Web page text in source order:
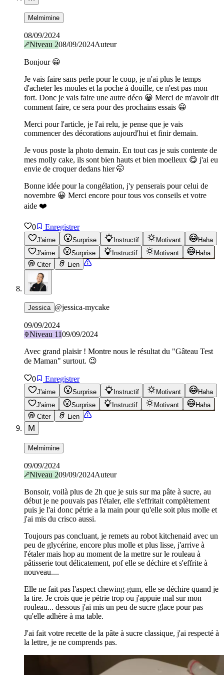
Melmimine
08/09/2024
Niveau 208/09/2024Auteur
Bonjour 😀
Je vais faire sans perle pour le coup, je n'ai plus le temps
d'acheter les moules et la poche à douille, ce n'est pas mon
fort. Donc je vais faire une autre déco 😀 Merci de m'avoir dit
comment faire, ce sera pour des prochains essais 😀
Merci pour l'article, je l'ai relu, je pense que je vais
commencer des décorations aujourd'hui et finir demain.
Je vous poste la photo demain. En tout cas je suis contente de
mes molly cake, ils sont bien hauts et bien moelleux 😋 j'ai eu
envie de croquer dedans hier 🤭
Bonne idée pour la congélation, j'y penserais pour celui de
novembre 😀 Merci encore pour tous vos conseils et votre
aide ❤️
0 Enregistrer
J'aime Surprise Instructif Motivant
Haha
J'aime
Surprise Instructif Motivant
Haha
Citer
Lien
Jessica @jessica-mycake
09/09/2024
Niveau 1109/09/2024
Avec grand plaisir ! Montre nous le résultat du "Gâteau Test
de Maman" surtout. 😉
0 Enregistrer
J'aime Surprise Instructif Motivant
Haha
J'aime
Surprise Instructif Motivant
Haha
Citer
Lien
M
Melmimine
09/09/2024
Niveau 209/09/2024Auteur
Bonsoir, voilà plus de 2h que je suis sur ma pâte à sucre, au
début je ne pouvais pas l'étaler, elle s'effritait complètement
puis je l'ai donc pétrie a la main pour qu'elle soit plus molle et
j'ai mis du crisco aussi.
Toujours pas concluant, je remets au robot kitchenaid avec un
peu de glycérine, encore plus molle et plus lisse, j'arrive à
l'étaler mais hop au moment de la mettre sur le rouleau à
pâtisserie tout délicatement, pof elle se déchire et s'effrite à
nouveau....
Elle ne fait pas l'aspect chewing-gum, elle se déchire quand je
la tire. Je crois que je pétrie trop ou j'appuie mal sur mon
rouleau... dessous j'ai mis un peu de sucre glace pour pas
qu'elle adhère à ma table.
J'ai fait votre recette de la pâte à sucre classique, j'ai respecté à
la lettre, je ne comprends pas.